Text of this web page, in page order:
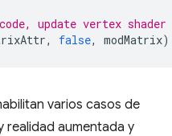
update vertex
, false, modMatrix
varios casos de
realidad aumentada y